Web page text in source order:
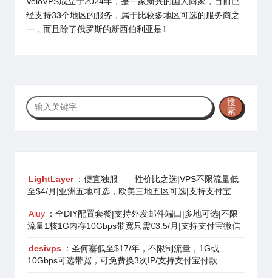
经支持33个地区的服务，属于比较多地区可选的服务商之
一，而且除了俄罗斯的新西伯利亚是1…
搜
索
搜
索
LightLayer ：便宜独服——性价比之选|VPS不限流量低
至$4/月|亚洲五地可选，欧美三地五区可选|支持支付宝
Aluy ：全DIY配置套餐|支持外发邮件端口|多地可选|不限
流量1核1G内存10Gbps带宽只需€3.5/月|支持支付宝微信
desivps
：圣何塞低至$17/年，不限制流量，1G或
10Gbps可选带宽，可免费换3次IP/支持支付宝付款